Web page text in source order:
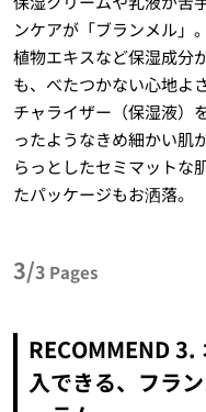
ンケアが「ブランメル」
植物エキスなど保湿成分
も、べたつかない心地よ
チャライザー（保湿液）
ったようなきめ細かい肌
らっとしたセミマットな
たパッケージもお洒落。
3/3 Pages
RECOMMEND
入できる、フラ